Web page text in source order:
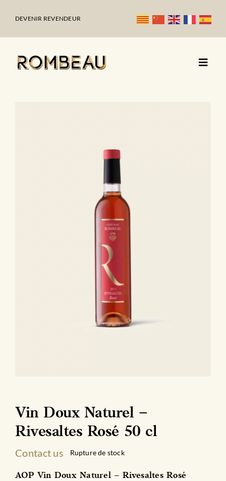
DEVENIR REVENDEUR
Vin Doux Naturel –
Rivesaltes Rosé 50 cl
Contact us Rupture de stock
AOP Vin Doux Naturel – Rivesaltes Rosé